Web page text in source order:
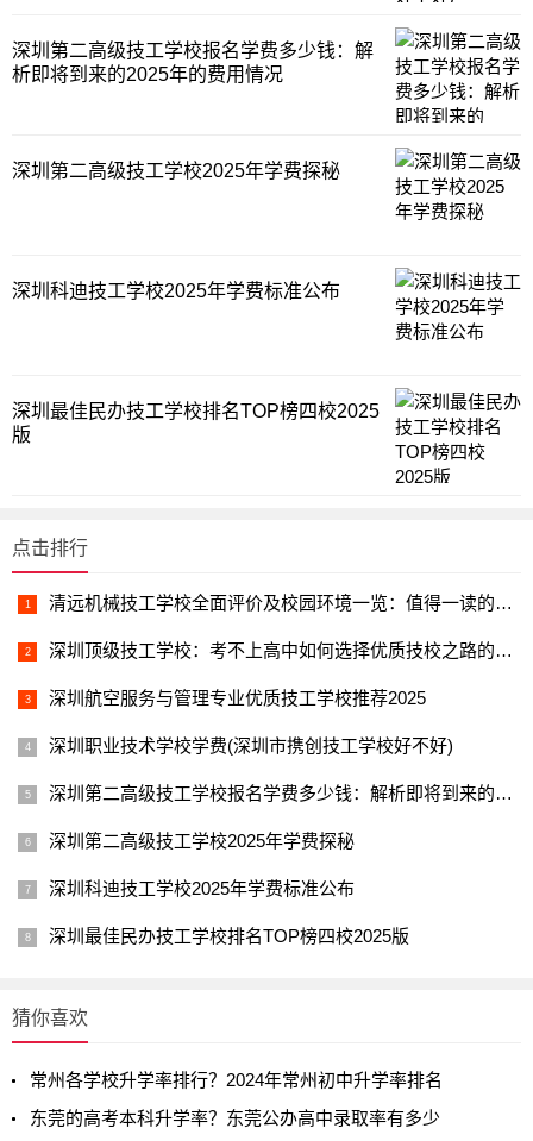
深圳第二高级技工学校报名学费多少钱：解
析即将到来的2025年的费用情况
深圳第二高级技工学校2025年学费探秘
深圳科迪技工学校2025年学费标准公布
深圳最佳民办技工学校排名TOP榜四校2025
版
点击排行
清远机械技工学校全面评价及校园环境一览：值得一读的质量报告
深圳顶级技工学校：考不上高中如何选择优质技校之路的指引
深圳航空服务与管理专业优质技工学校推荐2025
深圳职业技术学校学费(深圳市携创技工学校好不好)
深圳第二高级技工学校报名学费多少钱：解析即将到来的2025年的费用情况
深圳第二高级技工学校2025年学费探秘
深圳科迪技工学校2025年学费标准公布
深圳最佳民办技工学校排名TOP榜四校2025版
猜你喜欢
常州各学校升学率排行？2024年常州初中升学率排名
东莞的高考本科升学率？东莞公办高中录取率有多少